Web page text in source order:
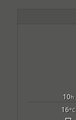
10h
16°C